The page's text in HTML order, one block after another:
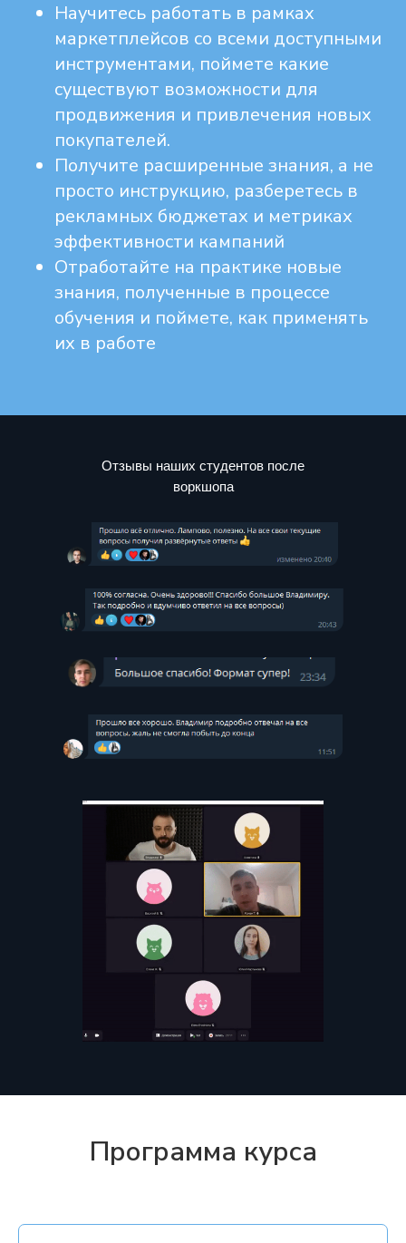
Научитесь работать в рамках
маркетплейсов со всеми доступными
инструментами, поймете какие
существуют возможности для
продвижения и привлечения новых
покупателей.
Получите расширенные знания, а не
просто инструкцию, разберетесь в
рекламных бюджетах и метриках
эффективности кампаний
Отработайте на практике новые
знания, полученные в процессе
обучения и поймете, как применять
их в работе
Отзывы наших студентов после
воркшопа
Программа курса